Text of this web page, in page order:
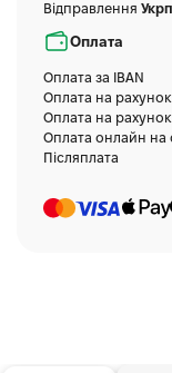
Відправлення
Оплата
Оплата за IBAN
Оплата на
Оплата на
Оплата онлайн на
Післяплата